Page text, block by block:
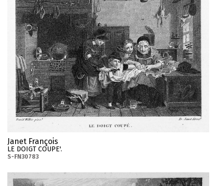
Janet François
LE DOIGT COUPE'.
S-FN30783